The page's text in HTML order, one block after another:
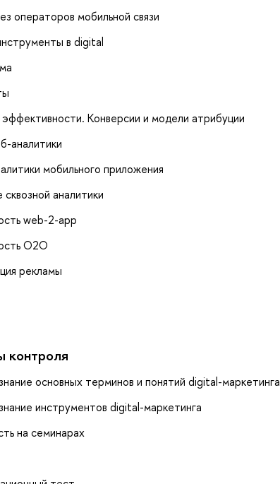
операторов мобильной связи
в digital
Конверсии и модели атрибуции
аналитики
мобильного приложения
аналитики
web-2-app
O2O
рекламы
контроля
основных терминов и понятий digital-маркетинга
инструментов digital-маркетинга
на семинарах